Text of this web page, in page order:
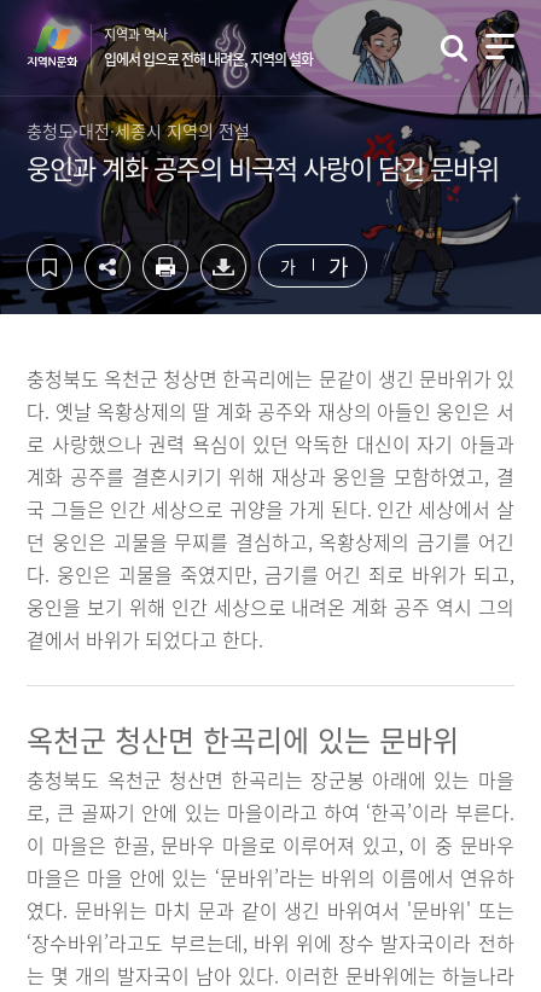
영
역
지역과 역사
입에서 입으로 전해 내려온, 지역의 설화
충청도·대전·세종시 지역의 전설
웅인과 계화 공주의 비극적 사랑이 담긴 문바위
가 가
충청북도 옥천군 청상면 한곡리에는 문같이 생긴 문바위가 있
다. 옛날 옥황상제의 딸 계화 공주와 재상의 아들인 웅인은 서
로 사랑했으나 권력 욕심이 있던 악독한 대신이 자기 아들과
계화 공주를 결혼시키기 위해 재상과 웅인을 모함하였고, 결
국 그들은 인간 세상으로 귀양을 가게 된다. 인간 세상에서 살
던 웅인은 괴물을 무찌를 결심하고, 옥황상제의 금기를 어긴
다. 웅인은 괴물을 죽였지만, 금기를 어긴 죄로 바위가 되고,
웅인을 보기 위해 인간 세상으로 내려온 계화 공주 역시 그의
곁에서 바위가 되었다고 한다.
옥천군 청산면 한곡리에 있는 문바위
충청북도 옥천군 청산면 한곡리는 장군봉 아래에 있는 마을
로, 큰 골짜기 안에 있는 마을이라고 하여 ‘한곡’이라 부른다.
이 마을은 한골, 문바우 마을로 이루어져 있고, 이 중 문바우
마을은 마을 안에 있는 ‘문바위’라는 바위의 이름에서 연유하
였다. 문바위는 마치 문과 같이 생긴 바위여서 '문바위' 또는
‘장수바위’라고도 부르는데, 바위 위에 장수 발자국이라 전하
는 몇 개의 발자국이 남아 있다. 이러한 문바위에는 하늘나라